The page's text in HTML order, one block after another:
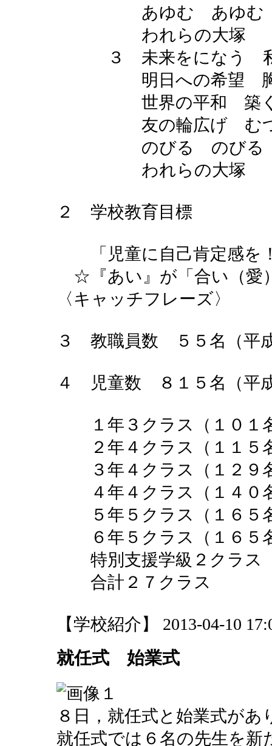
あゆむ あゆむ
われらの大塚
３ 未来をになう
明日への希望 胸
世界の平和 築く
友の輪広げ むつ
のびる のびる
われらの大塚
２ 学校教育目標
「児童に自己肯定感を
☆『あい』が「合い（愛
〈キャッチフレーズ〉
３ 教職員数 ５５名（平
４ 児童数 ８１５名（平
１年３クラス（１０１
２年４クラス（１１５
３年４クラス（１２９
４年４クラス（１４０
５年５クラス（１６５
６年５クラス（１６５
特別支援学級２クラス
合計２７クラス
【学校紹介】 2013-04-10
就任式 始業式
８日，就任式と始業式があ
就任式では６名の先生を新